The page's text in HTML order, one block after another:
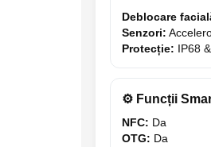
Deblocare
Senzori:
Protecție: IP68
⚙️ Funcții
NFC: Da
OTG: Da